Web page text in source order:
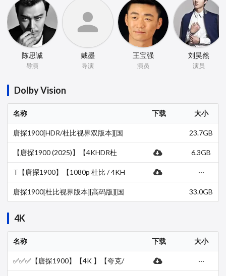
陈思诚
导演
戴墨
导演
王宝强
演员
刘昊然
演员
Dolby Vision
名称 下载 大小
唐探1900[HDR/杜比视界双版本][国
D.BluRay.DV.x265.10bit.Tr…
23.7GB
【唐探1900 (2025)】【4KHDR杜
度网盘】
6.3GB
T【唐探1900】【1080p 杜比 / 4KH
字】【影视分享屋】
···
唐探1900[杜比视界版本][高码版][国
33.0GB
4K
名称 下载 大小
✅✅✅【唐探1900】【4K 】【夸克/
···